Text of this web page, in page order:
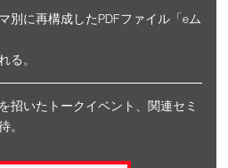
別に再構成したPDFファイル「eム
る。
招いたトークイベント、関連セミ
。